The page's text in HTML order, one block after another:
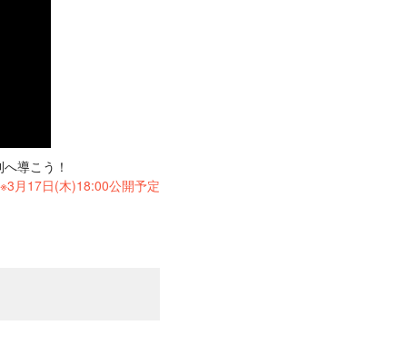
導こう！
※3月17日(木)18:00公開予定